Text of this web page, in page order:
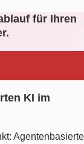
für Ihren
KI im
Agentenbasierte